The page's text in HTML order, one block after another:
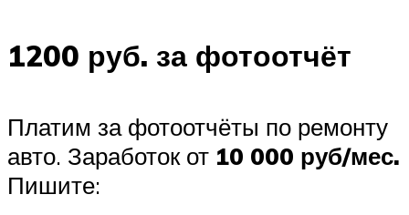
1200 руб. за фотоотчёт
Платим за фотоотчёты по ремонту
авто. Заработок от 10 000 руб/мес.
Пишите: